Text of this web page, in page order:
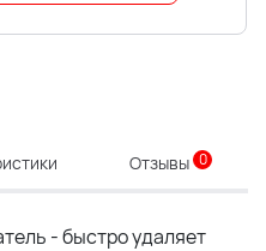
Отзывы 0
- быстро удаляет